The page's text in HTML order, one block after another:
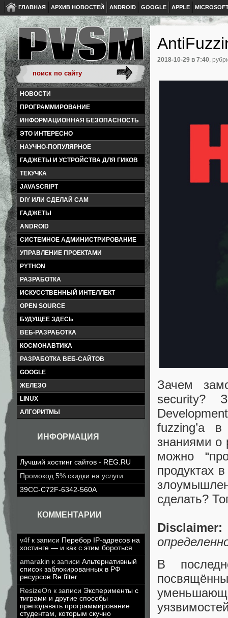
ГЛАВНАЯ АРХИВ НОВОСТЕЙ ANDROID GOOGLE APPLE
НОВОСТИ
ПРОГРАММИРОВАНИЕ
ИНФОРМАЦИОННАЯ БЕЗОПАСНОСТЬ
ЭТО ИНТЕРЕСНО
НАУЧНО-ПОПУЛЯРНОЕ
ГАДЖЕТЫ И УСТРОЙСТВА ДЛЯ ГИКОВ
ТЕКУЧКА
JAVASCRIPT
DIY ИЛИ СДЕЛАЙ САМ
ГАДЖЕТЫ
ANDROID
СИСТЕМНОЕ АДМИНИСТРИРОВАНИЕ
УПРАВЛЕНИЕ ПРОЕКТАМИ
PYTHON
РАЗРАБОТКА
ИСКУССТВЕННЫЙ ИНТЕЛЛЕКТ
OPEN SOURCE
БУДУЩЕЕ ЗДЕСЬ
ВЕБ-РАЗРАБОТКА
КОСМОНАВТИКА
РАЗРАБОТКА ВЕБ-САЙТОВ
GOOGLE
ЖЕЛЕЗО
LINUX
АЛГОРИТМЫ
ИНФОРМАЦИЯ
Лучший хостинг сайтов - REG.RU
Промокод 5% скидки на услуги
39CC-C72F-6342-560A
КОММЕНТАРИИ
v4f к записи Перебор IP-адресов на
хостинге — и как с этим бороться
amarakin к записи Альтернативный
список заблокированных в РФ
ресурсов Re:filter
ResizeOn к записи Эксперименты с
тиграми и другие способы
преподавать программирование
студентам, которым скучно
2018-10-29 в 7:40,
Зачем
security?
fuzzing’а
знаниями о
можно
продуктах
сделать?
Disclaimer:
В